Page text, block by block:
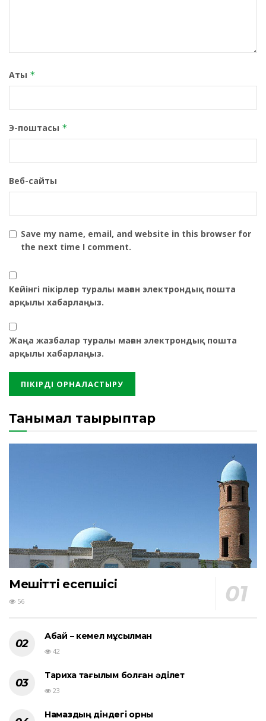
Аты *
Э-поштасы *
Веб-сайты
Save my name, email, and website in this browser for
the next time I comment.
Кейінгі пікірлер туралы маған электрондық пошта
арқылы хабарлаңыз.
Жаңа жазбалар туралы маған электрондық пошта
арқылы хабарлаңыз.
Танымал тақырыптар
Мешіттің есепшісі
56
Абай – кемел мұсылман
42
Тарихқа тағылым болған әділет
23
Намаздың діндегі орны